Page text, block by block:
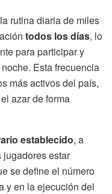
rutina diaria de miles
todos los días, lo
para participar y
Esta frecuencia
más activos del país,
azar de forma
establecido, a
jugadores estar
se define el número
y en la ejecución del